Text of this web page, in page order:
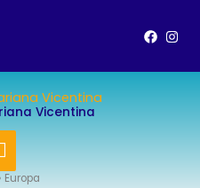
Vicentina
Europa